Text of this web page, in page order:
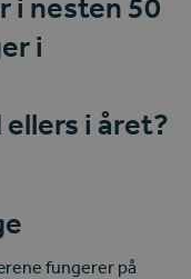
i
i året?
fungerer på